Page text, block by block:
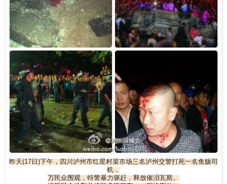
昨天(17日)下午，四川泸州市红星村菜市场三名泸州交警打死一名鱼贩司
机，
万民众围观，特警暴力驱赶，释放催泪瓦斯。